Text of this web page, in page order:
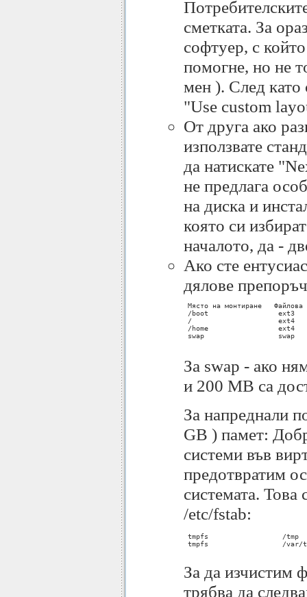
сметката. За
софтуер, с
помогне, но не
мен ). След като
"Use custom
От друга ако
използвате
да натискате
не предлага
на диска и
която си
началото, да -
Ако сте
дялове
Място на монтиране
/boot                 ext3
/                     ext4
/home                 ext4
swap                  swap
За swap - ако
и 200 МB са
За напреднали
GB ) памет:
системи във
предотвратим
системата. Това
/etc/fstab:
tmpfs			/tmp			tmpfs	defaults	0 0
tmpfs			/var/tmp			tmpfs	defaults	0 0
За да изчистим
трябва да